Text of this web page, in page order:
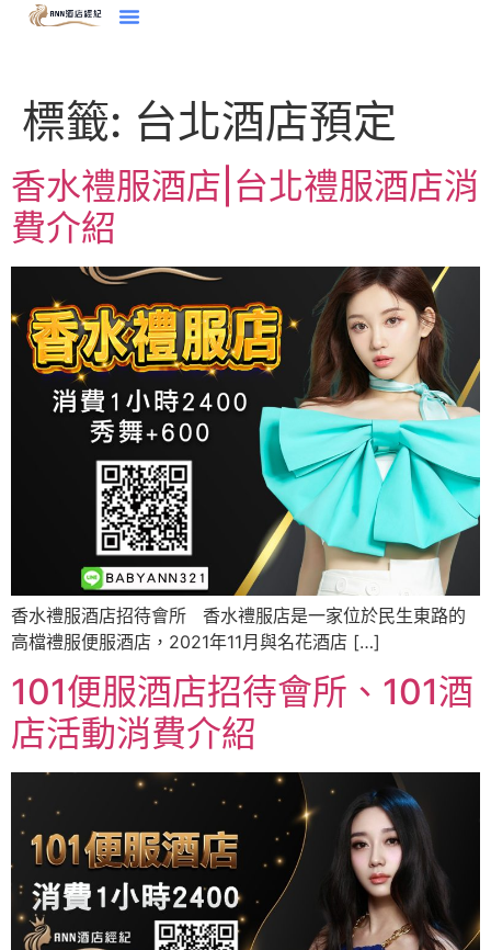
標籤: 台北酒店預定
香水禮服酒店|台北禮服酒店消
費介紹
香水禮服酒店招待會所 香水禮服店是一家位於民生東路的
高檔禮服便服酒店，2021年11月與名花酒店 […]
101便服酒店招待會所、101酒
店活動消費介紹